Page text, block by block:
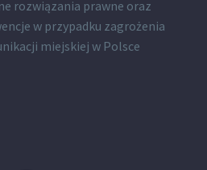
rozwiązania prawne oraz
w przypadku zagrożenia
miejskiej w Polsce